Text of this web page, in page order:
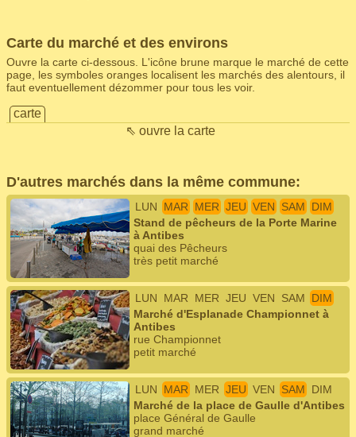
Carte du marché et des environs
Ouvre la carte ci-dessous. L'icône brune marque le marché de cette
page, les symboles oranges localisent les marchés des alentours, il
faut eventuellement dézommer pour tous les voir.
carte
⇖ ouvre la carte
D'autres marchés dans la même commune:
LUN MAR MER JEU VEN SAM
DIM
Stand de pêcheurs de la Porte Marine
à Antibes
quai des Pêcheurs
très petit marché
LUN MAR MER JEU VEN SAM
DIM
Marché d'Esplanade Championnet à
Antibes
rue Championnet
petit marché
LUN MAR MER JEU VEN SAM
DIM
Marché de la place de Gaulle d'Antibes
place Général de Gaulle
grand marché